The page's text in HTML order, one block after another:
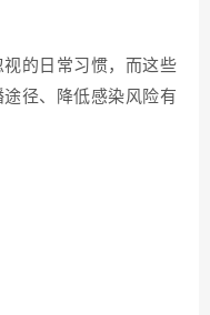
的日常习惯，而这些
径、降低感染风险有